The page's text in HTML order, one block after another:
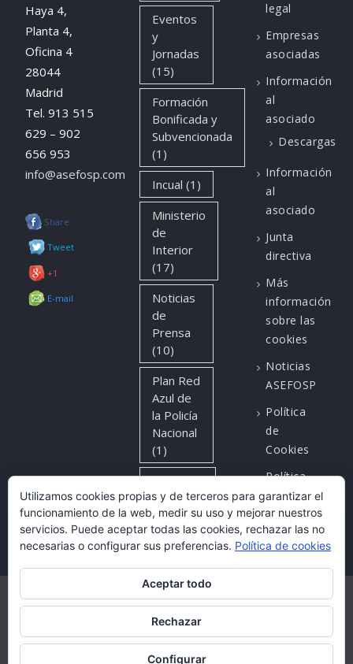
Haya 4,
Planta 4,
Oficina 4
28044
Madrid
Tel. 913 515
629 – 902
656 953
info@asefosp.com
Share
Tweet
+1
E-mail
Eventos
y
Jornadas
(15)
Formación
Bonificada y
Subvencionada
(1)
Incual (1)
Ministerio
de
Interior
(17)
Noticias
de
Prensa
(10)
Plan Red
Azul de
la Policía
Nacional
(1)
Sin
categoría
(9)
legal
Empresas
asociadas
Información
al
asociado
Descargas
Información
al
asociado
Junta
directiva
Más
información
sobre las
cookies
Noticias
ASEFOSP
Política
de
Cookies
Política
de
privacidad
Aviso legal
Política de privacidad
Política de Cookies
Utilizamos cookies propias y de terceros para garantizar el
funcionamiento de la web, medir su uso y mejorar nuestros
servicios. Puede aceptar todas las cookies, rechazar las no
necesarias o configurar sus preferencias. Política de cookies
Aceptar todo
Rechazar
Configurar